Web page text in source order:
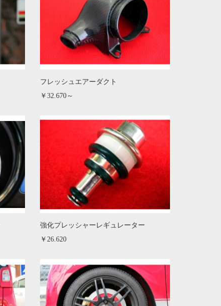
フレッシュエアーダクト
￥32.670～
強化プレッシャーレギュレーター
￥26.620